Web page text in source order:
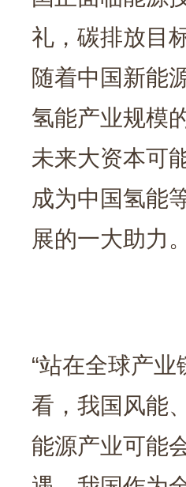
礼，碳排放目
随着中国新能
氢能产业规模
未来大资本可
成为中国氢能
展的一大助力。
“站在全球产业
看，我国风能
能源产业可能